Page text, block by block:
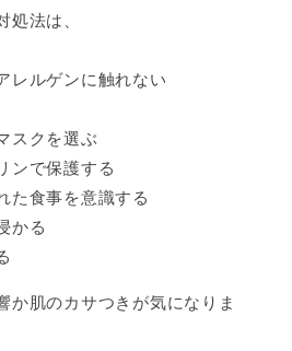
処法は、
レルゲンに触れない
スクを選ぶ
ンで保護する
た食事を意識する
かる
か肌のカサつきが気になりま